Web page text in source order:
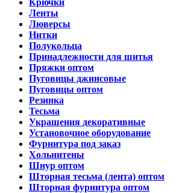
Ленты
Люверсы
Нитки
Полукольца
Принадлежности для шитья
Пряжки оптом
Пуговицы джинсовые
Пуговицы оптом
Резинка
Тесьма
Украшения декоративные
Установочное оборудование
Фурнитура под заказ
Хольнитены
Шнур оптом
Шторная тесьма (лента) оптом
Шторная фурнитура оптом